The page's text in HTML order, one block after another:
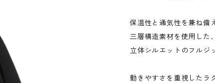
保温性と通気性を兼ね備
三層構造素材を使用した、
立体シルエットのフルジ
動きやすさを重視したラ